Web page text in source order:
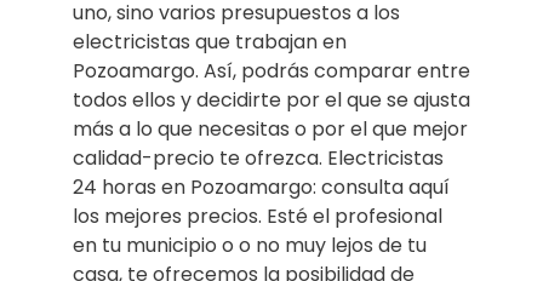
uno, sino varios presupuestos a los
electricistas que trabajan en
Pozoamargo. Así, podrás comparar entre
todos ellos y decidirte por el que se ajusta
más a lo que necesitas o por el que mejor
calidad-precio te ofrezca. Electricistas
24 horas en Pozoamargo: consulta aquí
los mejores precios. Esté el profesional
en tu municipio o o no muy lejos de tu
casa, te ofrecemos la posibilidad de